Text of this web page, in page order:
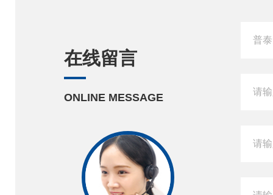
在线留言
ONLINE MESSAGE